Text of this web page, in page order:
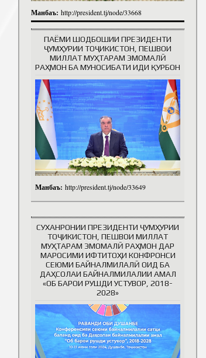
Манбаъ: http://president.tj/node/33668
ПАЁМИ ШОДБОШИИ ПРЕЗИДЕНТИ
ҶУМҲУРИИ ТОҶИКИСТОН, ПЕШВОИ
МИЛЛАТ МУҲТАРАМ ЭМОМАЛӢ
РАҲМОН БА МУНОСИБАТИ ИДИ ҚУРБОН
Манбаъ: http://president.tj/node/33649
СУХАНРОНИИ ПРЕЗИДЕНТИ ҶУМҲУРИИ
ТОҶИКИСТОН, ПЕШВОИ МИЛЛАТ
МУҲТАРАМ ЭМОМАЛӢ РАҲМОН ДАР
МАРОСИМИ ИФТИТОҲИ КОНФРОНСИ
СЕЮМИ БАЙНАЛМИЛАЛӢ ОИД БА
ДАҲСОЛАИ БАЙНАЛМИЛАЛИИ АМАЛ
«ОБ БАРОИ РУШДИ УСТУВОР, 2018-
2028»